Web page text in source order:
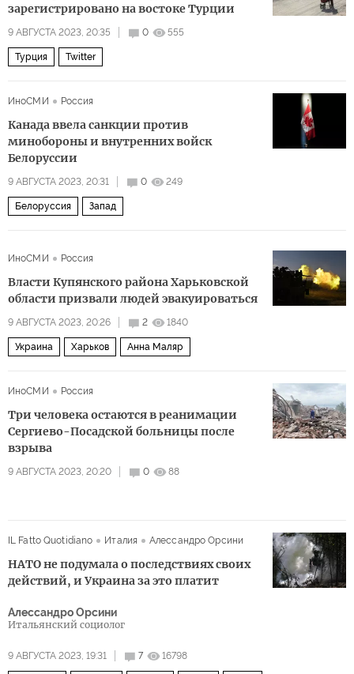
зарегистрировано на востоке Турции
9 АВГУСТА 2023, 20:35 0 555
Турция Twitter
ИноСМИ Россия
Канада ввела санкции против
минобороны и внутренних войск
Белоруссии
9 АВГУСТА 2023, 20:31 0 249
Белоруссия Запад
ИноСМИ Россия
Власти Купянского района Харьковской
области призвали людей эвакуироваться
9 АВГУСТА 2023, 20:26 2 1840
Украина Харьков Анна Маляр
ИноСМИ Россия
Три человека остаются в реанимации
Сергиево-Посадской больницы после
взрыва
9 АВГУСТА 2023, 20:20 0 88
IL Fatto Quotidiano Италия Алессандро Орсини
НАТО не подумала о последствиях своих
действий, и Украина за это платит
Алессандро Орсини
Итальянский социолог
9 АВГУСТА 2023, 19:31 7 16798